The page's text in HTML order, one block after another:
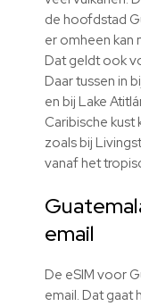
de hoofdstad
er omheen kan
Dat geldt ook
Daar tussen in
en bij Lake
Caribische kust
zoals bij
vanaf het
email
De eSIM voor
email. Dat gaat